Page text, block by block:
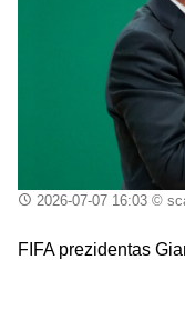
2026-07-07 16:03©
FIFA prezidentas